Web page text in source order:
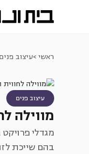
ראשי >עיצוב
עיצוב פנים
מווילה